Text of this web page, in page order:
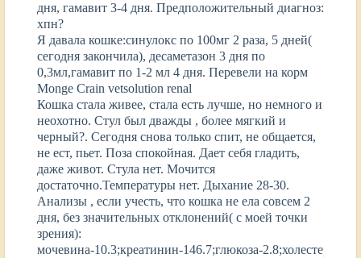
дня, гамавит 3-4 дня. Предположительный диагноз:
хпн?
Я давала кошке:синулокс по 100мг 2 раза, 5 дней(
сегодня закончила), десаметазон 3 дня по
0,3мл,гамавит по 1-2 мл 4 дня. Перевели на корм
Monge Crain vetsolution renal
Кошка стала живее, стала есть лучше, но немного и
неохотно. Стул был дважды , более мягкий и
черный?. Сегодня снова только спит, не общается,
не ест, пьет. Поза спокойная. Дает себя гладить,
даже живот. Стула нет. Мочится
достаточно.Температуры нет. Дыхание 28-30.
Анализы , если учесть, что кошка не ела совсем 2
дня, без значительных отклонений( с моей точки
зрения):
мочевина-10.3;креатинин-146.7;глюкоза-2.8;холестерин-